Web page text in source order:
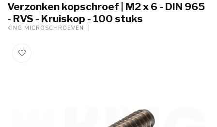
Verzonken kopschroef | M2 x 6 - DIN 965
- RVS - Kruiskop - 100 stuks
KING MICROSCHROEVEN